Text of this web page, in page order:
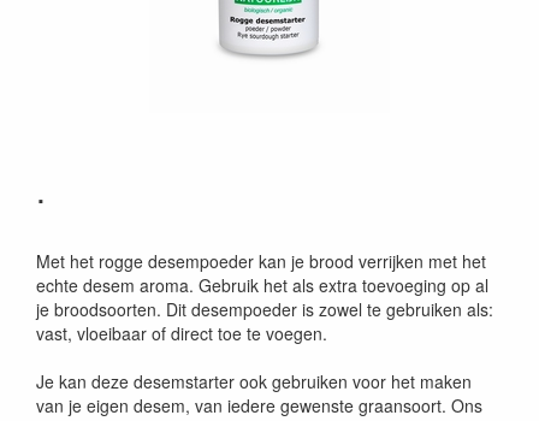
.
Met het rogge desempoeder kan je brood verrijken met het
echte desem aroma. Gebruik het als extra toevoeging op al
je broodsoorten. Dit desempoeder is zowel te gebruiken als:
vast, vloeibaar of direct toe te voegen.
Je kan deze desemstarter ook gebruiken voor het maken
van je eigen desem, van iedere gewenste graansoort. Ons